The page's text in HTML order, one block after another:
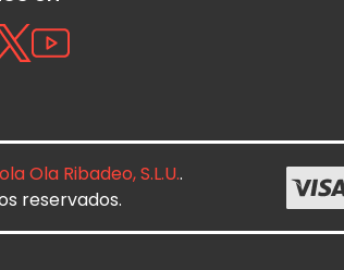
Ola Ribadeo, S.L.U..
reservados.